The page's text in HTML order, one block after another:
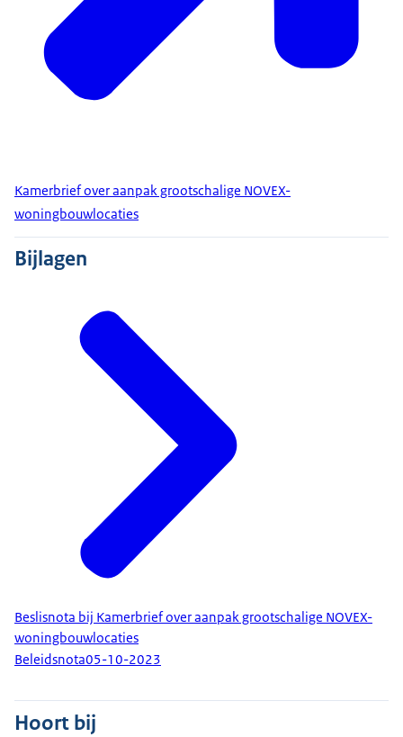
Kamerbrief over aanpak grootschalige NOVEX-
woningbouwlocaties
Bijlagen
Beslisnota bij Kamerbrief over aanpak grootschalige NOVEX-
woningbouwlocaties
Beleidsnota05-10-2023
Hoort bij